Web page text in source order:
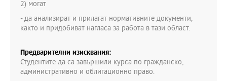
2) могат
- да анализират и прилагат нормативните документи,
както и придобиват нагласа за работа в тази област.
Предварителни изисквания:
Студентите да са завършили курса по гражданско,
административно и облигационно право.